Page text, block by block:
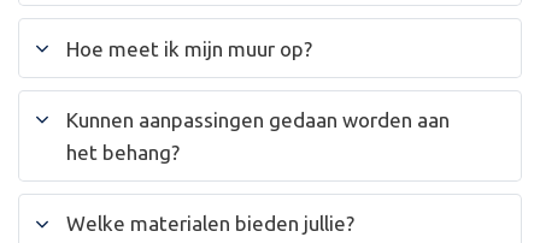
Hoe meet ik mijn muur op?
Kunnen aanpassingen gedaan worden aan
het behang?
Welke materialen bieden jullie?